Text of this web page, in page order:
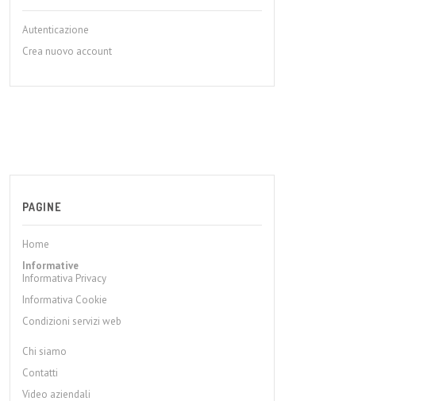
Autenticazione
Crea nuovo account
PAGINE
Home
Informative
Informativa Privacy
Informativa Cookie
Condizioni servizi web
Chi siamo
Contatti
Video aziendali